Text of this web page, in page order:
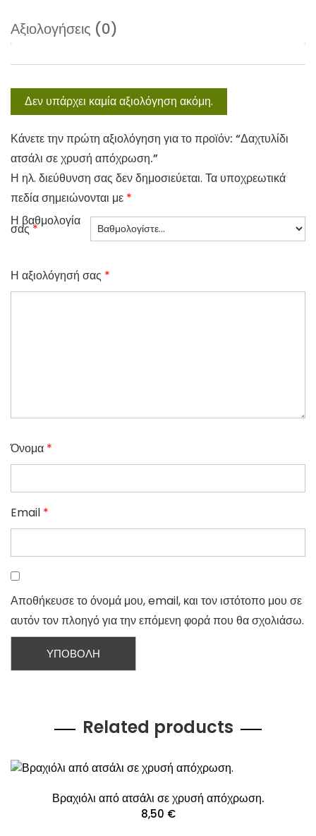
Αξιολογήσεις (0)
Δεν υπάρχει καμία αξιολόγηση ακόμη.
Κάνετε την πρώτη αξιολόγηση για το προϊόν: “Δαχτυλίδι
ατσάλι σε χρυσή απόχρωση.”
Η ηλ. διεύθυνση σας δεν δημοσιεύεται. Τα υποχρεωτικά
πεδία σημειώνονται με *
Η βαθμολογία
σας*
Η αξιολόγησή σας *
Όνομα *
Email *
Αποθήκευσε το όνομά μου, email, και τον ιστότοπο μου σε
αυτόν τον πλοηγό για την επόμενη φορά που θα σχολιάσω.
Related products
Βραχιόλι από ατσάλι σε χρυσή απόχρωση.
8,50 €